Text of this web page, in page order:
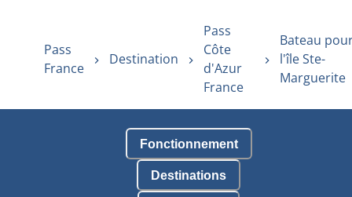
Pass
France
Destination
Pass
Côte
d'Azur
France
Bateau
l'île Ste-
Marguerite
Fonctionnement
Destinations